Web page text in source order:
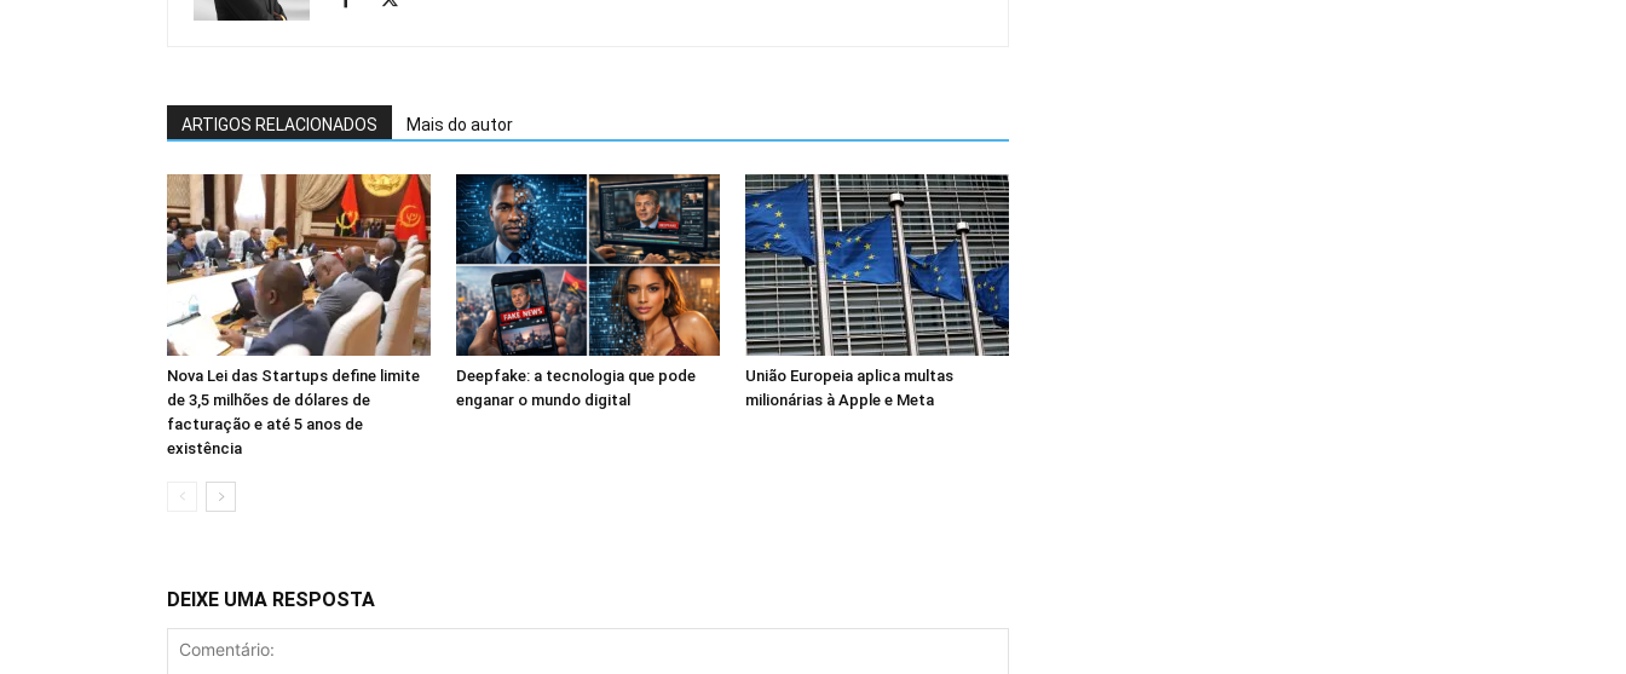
ARTIGOS RELACIONADOS Mais do autor
Nova Lei das Startups define limite
de 3,5 milhões de dólares de
facturação e até 5 anos de
existência
Deepfake: a tecnologia que pode
enganar o mundo digital
União Europeia aplica multas
milionárias à Apple e Meta
DEIXE UMA RESPOSTA